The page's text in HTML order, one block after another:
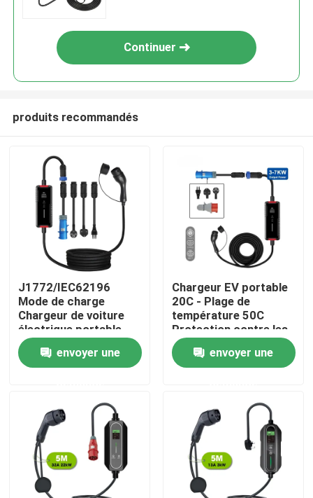
Maison
Au sujet de nous
Visite d'usine
Continuer
produits recommandés
J1772/IEC62196
Mode de charge
Chargeur de voiture
électrique portable
avec courant de sortie
de 16A/32Aenvoyer une
Chargeur EV portable
20C - Plage de
température 50C
Protection contre les
surtensions/
circuits/inversion de
polarité
envoyer une